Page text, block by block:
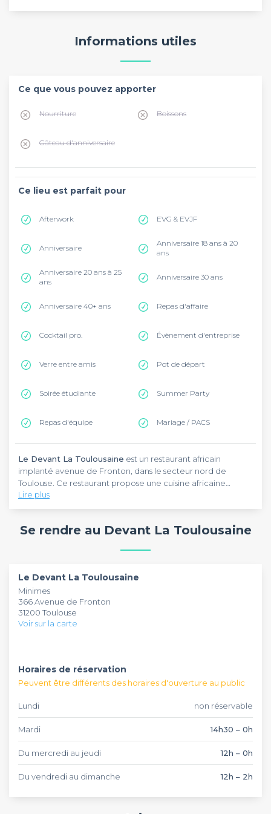
Informations utiles
Ce que vous pouvez apporter
Nourriture Boissons
Gâteau d'anniversaire
Ce lieu est parfait pour
Afterwork EVG & EVJF
Anniversaire
Anniversaire 18 ans à 20
ans
Anniversaire 20 ans à 25
ans
Anniversaire 30 ans
Anniversaire 40+ ans Repas d'affaire
Cocktail pro. Évènement d'entreprise
Verre entre amis Pot de départ
Soirée étudiante Summer Party
Repas d'équipe Mariage / PACS
Le Devant La Toulousaine est un restaurant africain
implanté avenue de Fronton, dans le secteur nord de
Toulouse. Ce restaurant propose une cuisine africaine
authentique parfaite pour vos repas de groupe.
L'établissement sert des plats traditionnels comme le mafé,
ambiance conviviale.
Le Devant La Toulousainevous accueille dans un cadre
entre collègues ou dîners entre amis. La cuisine maison met
accompagné de bananes plantain.
africain peut accueillir des groupes pour vos événements
privés ou professionnels. L'établissement propose
également un service de livraison et de vente à emporter
pour savourer ses spécialités chez vous.
Lire plus
Se rendre au Devant La Toulousaine
Le Devant La Toulousaine
Minimes
366 Avenue de Fronton
31200 Toulouse
Voir sur la carte
Horaires de réservation
Peuvent être différents des horaires d'ouverture au public
Lundi non réservable
Mardi 14h30 – 0h
Du mercredi au jeudi 12h – 0h
Du vendredi au dimanche 12h – 2h